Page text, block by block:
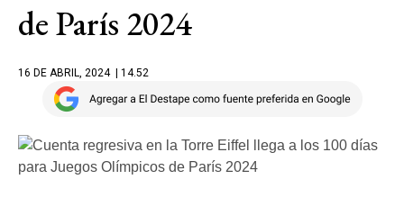
de París 2024
16 DE ABRIL, 2024 | 14.52